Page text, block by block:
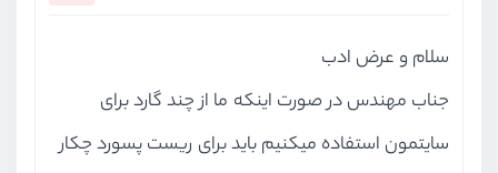
سلام و عرض ادب
جناب مهندس در صورت اینکه ما از چند گارد برای
سایتمون استفاده میکنیم باید برای ریست پسورد چکار